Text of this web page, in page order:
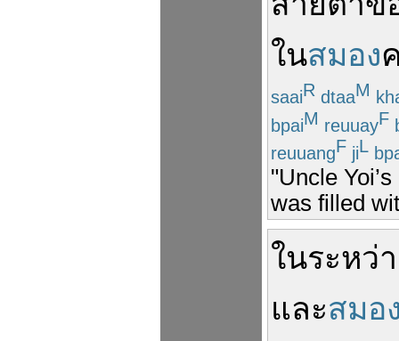
ในสมอง
saaiR dtaaM
bpaiM reuuayF
reuuangF jiL
"Uncle
was filled
ในระหว่
และสมอ